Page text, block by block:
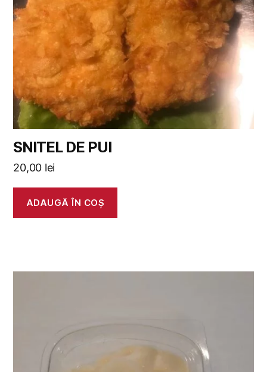
SNITEL DE PUI
20,00 lei
ADAUGĂ ÎN COȘ